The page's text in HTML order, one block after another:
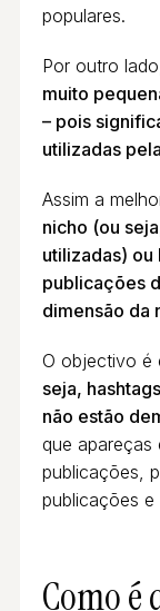
populares.
Por outro lado,
muito
– pois
utilizadas
Assim a
nicho (ou
utilizadas) ou
publicações
dimensão da
O objectivo é
seja,
não estão
que apareças
publicações,
publicações
Como é